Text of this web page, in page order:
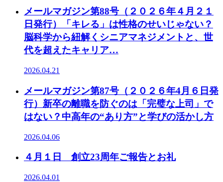
メールマガジン第88号（２０２６年４月２１
日発行）「キレる」は性格のせいじゃない？
脳科学から紐解くシニアマネジメントと、世
代を超えたキャリア…
2026.04.21
メールマガジン第87号（２０２６年4月６日発
行）新卒の離職を防ぐのは「完璧な上司」で
はない？中高年の“あり方”と学びの活かし方
2026.04.06
４月１日 創立23周年ご報告とお礼
2026.04.01